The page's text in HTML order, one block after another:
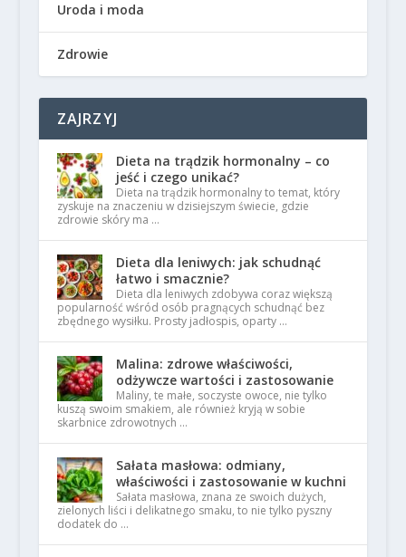
Uroda i moda
Zdrowie
ZAJRZYJ
Dieta na trądzik hormonalny – co
jeść i czego unikać?
Dieta na trądzik hormonalny to temat, który
zyskuje na znaczeniu w dzisiejszym świecie, gdzie
zdrowie skóry ma …
Dieta dla leniwych: jak schudnąć
łatwo i smacznie?
Dieta dla leniwych zdobywa coraz większą
popularność wśród osób pragnących schudnąć bez
zbędnego wysiłku. Prosty jadłospis, oparty …
Malina: zdrowe właściwości,
odżywcze wartości i zastosowanie
Maliny, te małe, soczyste owoce, nie tylko
kuszą swoim smakiem, ale również kryją w sobie
skarbnice zdrowotnych …
Sałata masłowa: odmiany,
właściwości i zastosowanie w kuchni
Sałata masłowa, znana ze swoich dużych,
zielonych liści i delikatnego smaku, to nie tylko pyszny
dodatek do …